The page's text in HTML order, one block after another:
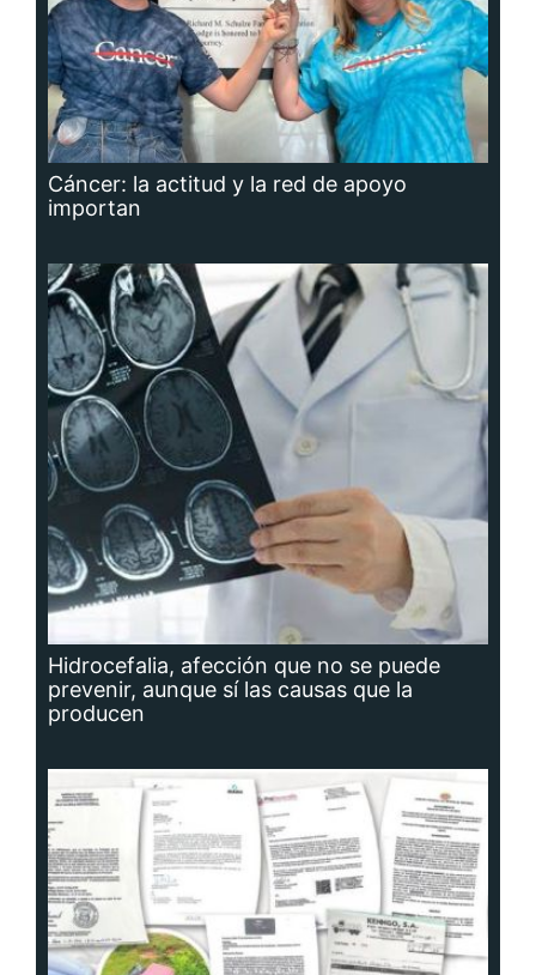
Cáncer: la actitud y la red de apoyo
importan
Hidrocefalia, afección que no se puede
prevenir, aunque sí las causas que la
producen